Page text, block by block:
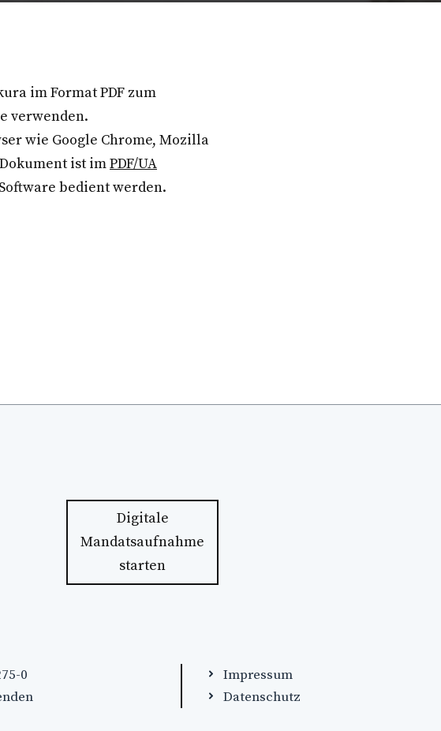
im Format PDF zum
verwenden.
wie Google Chrome, Mozilla
ist imPDF/UA
bedient werden.
Digitale
Mandatsaufnahme
starten
0
Impressum
Datenschutz